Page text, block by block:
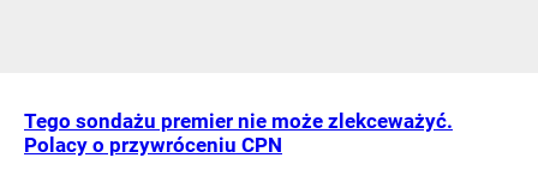
Tego sondażu premier nie może zlekceważyć.
Polacy o przywróceniu CPN